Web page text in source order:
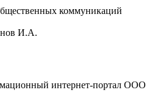
коммуникаций
И.А.
интернет-портал ООО